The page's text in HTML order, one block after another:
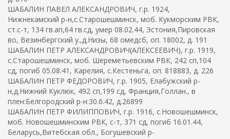
ШАБАЛИН ПАВЕЛ АЛЕКСАНДРОВИЧ, г.р. 1924,
Нижнекамский р-н,с.Старошешминск, моб. Кукморским РВК,
ст.с-т, 134 гв.ап,64 гв.сд, умер 08.02.44, Эстония,Пировская
во, Везинбергский у.,д.Низы, 68 омедсб, оп. 18002, д. 191
ШАБАЛИН ПЕТР АЛЕКСАНДРОВИЧ(АЛЕКСЕЕВИЧ), г.р. 1919,
с.Старошешминск, моб. Шереметьевским РВК, 242 сп,104
сд, погиб 05.08.41, Карелия, с.Кестеньга, оп. 818883, д. 226
ШАБАЛИН ПЕТР ФЕДОРОВИЧ, г.р. 1905, Елабужский р-
н,д.Нижний Куклюк, 492 сп,199 сд, Франция,Голлан., в
плен:Белгородский р-н:30.6.42, д.26899
ШАБАЛИН ПЕТР ФИЛИППОВИЧ, г.р. 1916, с.Новошешминск,
моб. Новошешминским РВК, с-т, 371 сд, погиб 16.01.44,
Беларусь,Витебская обл., Богушевский р-